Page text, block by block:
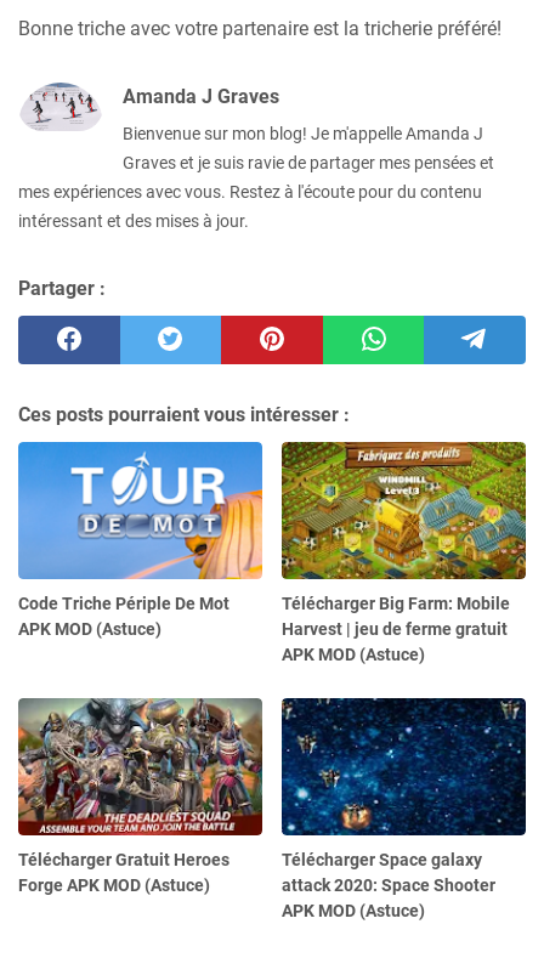
Bonne triche avec votre partenaire est la tricherie préféré!
Amanda J Graves
Bienvenue sur mon blog! Je m'appelle Amanda J
Graves et je suis ravie de partager mes pensées et
mes expériences avec vous. Restez à l'écoute pour du contenu
intéressant et des mises à jour.
Partager :
Ces posts pourraient vous intéresser :
Code Triche Périple De Mot
APK MOD (Astuce)
Télécharger Big Farm: Mobile
Harvest | jeu de ferme gratuit
APK MOD (Astuce)
Télécharger Gratuit Heroes
Forge APK MOD (Astuce)
Télécharger Space galaxy
attack 2020: Space Shooter
APK MOD (Astuce)